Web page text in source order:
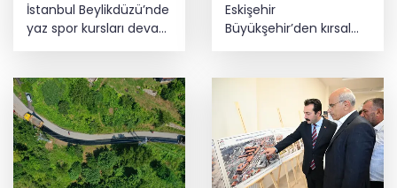
İstanbul Beylikdüzü’nde
yaz spor kursları devam
ediyor
Eskişehir
Büyükşehir’den kırsal
mahallelere yol yatırımı